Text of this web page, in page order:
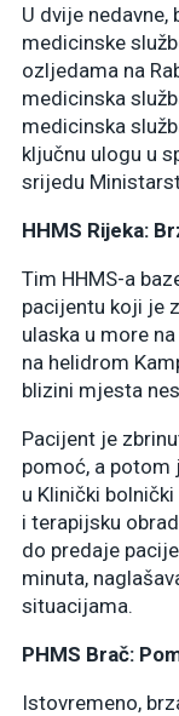
U dvije
medicinske
ozljedama na
medicinska
medicinska
ključnu ulogu u
srijedu
HHMS Rijeka:
Tim HHMS-a
pacijentu koji je
ulaska u more
na helidrom
blizini mjesta
Pacijent je
pomoć, a potom
u Klinički
i terapijsku
do predaje
minuta,
situacijama.
PHMS Brač:
Istovremeno,